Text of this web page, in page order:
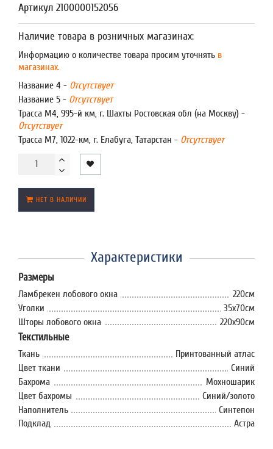
Артикул 2100000152056
Наличие товара в розничных магазинах:
Информацию о количестве товара просим уточнять в
магазинах.
Название 4 - Отсутствует
Название 5 - Отсутствует
Трасса М4, 995-й км, г. Шахты Ростовская обл (на Москву) -
Отсутствует
Трасса М7, 1022-км, г. Елабуга, Татарстан - Отсутствует
НЕТ В НАЛИЧИИ
Характеристики
Размеры
Ламбрекен лобового окна
220см
Уголки
35x70см
Шторы лобового окна
220х90см
Текстильные
Ткань
Принтованный атлас
Цвет ткани
Синий
Бахрома
Мохношарик
Цвет бахромы
Синий/золото
Наполнитель
Синтепон
Подклад
Астра